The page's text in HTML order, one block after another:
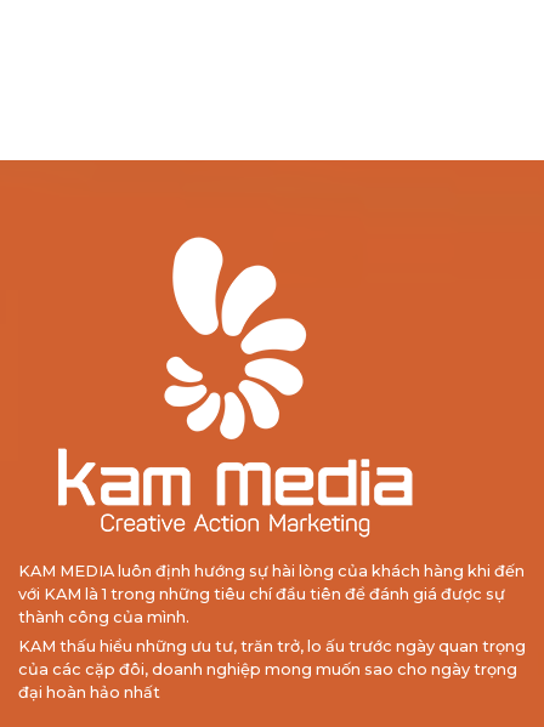
KAM MEDIA luôn định hướng sự hài lòng của khách hàng khi đến
với KAM là 1 trong những tiêu chí đầu tiên để đánh giá được sự
thành công của mình.
KAM thấu hiểu những ưu tư, trăn trở, lo ấu trước ngày quan trọng
của các cặp đôi, doanh nghiệp mong muốn sao cho ngày trọng
đại hoàn hảo nhất